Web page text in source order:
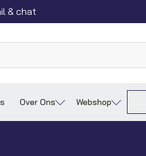
& chat
Over Ons Webshop